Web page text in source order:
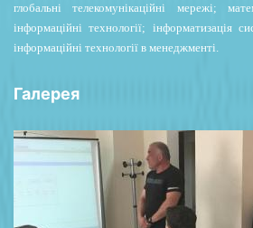
глобальні телекомунікаційні мережі;
інформаційні технології; інформатизація
інформаційні технології в менеджменті.
Галерея